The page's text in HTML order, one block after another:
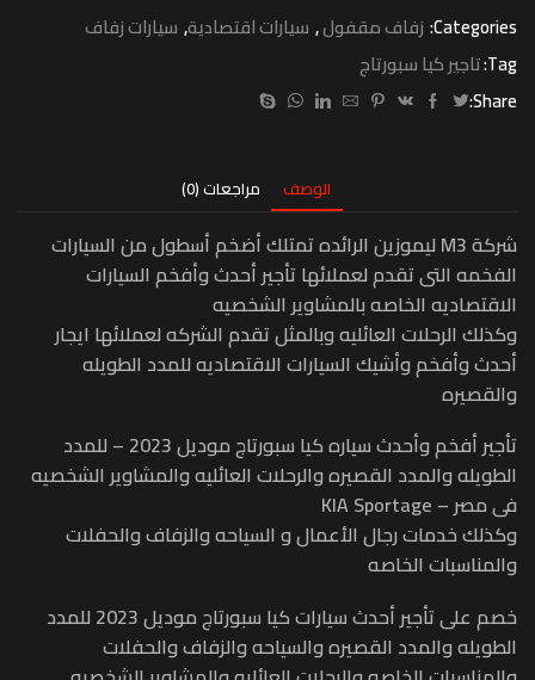
Categories: زفاف مقفول, سيارات اقتصادية, سيارات زفاف
Tag: تاجير كيا سبورتاج
Share:
الوصف مراجعات (0)
شركة M3 ليموزين الرائده تمتلك أضخم أسطول من السيارات
الفخمه التى تقدم لعملائها تأجير أحدث وأفخم السيارات
الاقتصاديه الخاصه بالمشاوير الشخصيه
وكذلك الرحلات العائليه وبالمثل تقدم الشركه لعملائها ايجار
أحدث وأفخم وأشيك السيارات الاقتصاديه للمدد الطويله
والقصيره
تأجير أفخم وأحدث سياره كيا سبورتاج موديل 2023 – للمدد
الطويله والمدد القصيره والرحلات العائليه والمشاوير الشخصيه
فى مصر – KIA Sportage
وكذلك خدمات رجال الأعمال و السياحه والزفاف والحفلات
والمناسبات الخاصه
خصم على تأجير أحدث سيارات كيا سبورتاج موديل 2023 للمدد
الطويله والمدد القصيره والسياحه والزفاف والحفلات